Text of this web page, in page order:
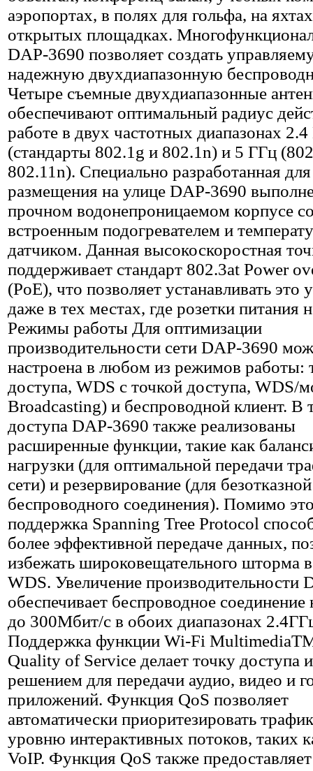
аэропортах, в полях для гольфа, на
открытых площадках.
DAP-3690 позволяет создать
надежную двухдиапазонную
Четыре съемные двухдиапазонные
обеспечивают оптимальный радиус
работе в двух частотных диапазонах
(стандарты 802.1g и 802.1n) и 5 ГГц
802.11n). Специально разработанная для
размещения на улице DAP-3690
прочном водонепроницаемом корпусе
встроенным подогревателем и
датчиком. Данная высокоскоростная
поддерживает стандарт 802.3at Power
(PoE), что позволяет устанавливать это
даже в тех местах, где розетки питания
Режимы работы Для оптимизации
производительности сети DAP-3690
настроена в любом из режимов работы:
доступа, WDS с точкой доступа, WDS/
Broadcasting) и беспроводной клиент. В
доступа DAP-3690 также реализованы
расширенные функции, такие как
нагрузки (для оптимальной передачи
сети) и резервирование (для
беспроводного соединения). Помимо
поддержка Spanning Tree Protocol
более эффективной передаче данных,
избежать широковещательного шторма
WDS. Увеличение производительности
обеспечивает беспроводное соединение
до 300Мбит/с в обоих диапазонах
Поддержка функции Wi-Fi
Quality of Service делает точку доступа
решением для передачи аудио, видео и
приложений. Функция QoS позволяет
автоматически приоритезировать
уровню интерактивных потоков, таких
VoIP. Функция QoS также